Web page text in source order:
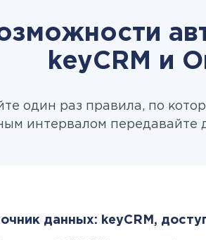
keyCRM и
один раз правила, по
интервалом передавайте
данных: keyCRM,